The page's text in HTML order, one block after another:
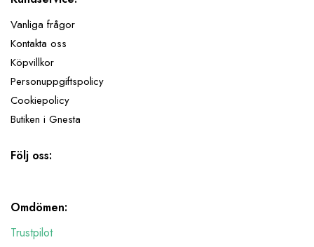
Vanliga frågor
Kontakta oss
Köpvillkor
Personuppgiftspolicy
Cookiepolicy
Butiken i Gnesta
Följ oss:
Omdömen:
Trustpilot